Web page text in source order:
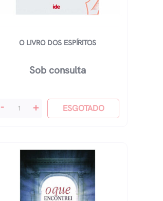
O LIVRO DOS ESPÍRITOS
Sob consulta
O
quantidade
- + ESGOTADO